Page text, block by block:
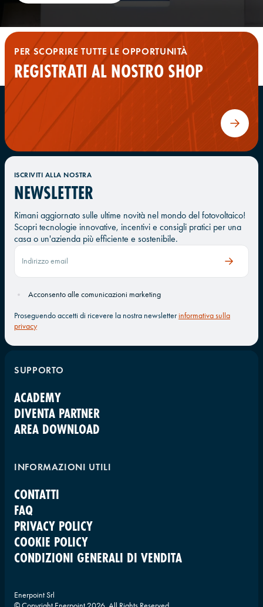
PER SCOPRIRE TUTTE LE OPPORTUNITÀ
REGISTRATI AL NOSTRO SHOP
ISCRIVITI ALLA NOSTRA
NEWSLETTER
Rimani aggiornato sulle ultime novità nel mondo del fotovoltaico!
Scopri tecnologie innovative, incentivi e consigli pratici per una
casa o un'azienda più efficiente e sostenibile.
Acconsento alle comunicazioni marketing
Proseguendo accetti di ricevere la nostra newsletterinformativa sulla
privacy
SUPPORTO
ACADEMY
DIVENTA PARTNER
AREA DOWNLOAD
INFORMAZIONI UTILI
CONTATTI
FAQ
PRIVACY POLICY
COOKIE POLICY
CONDIZIONI GENERALI DI VENDITA
Enerpoint Srl